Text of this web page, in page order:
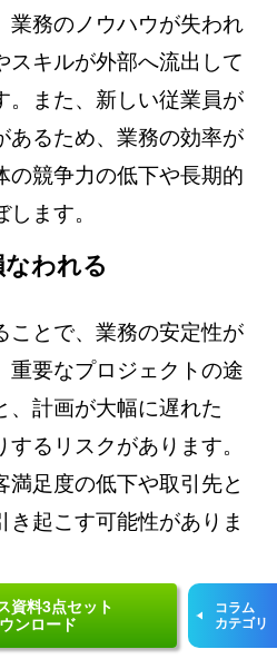
資料3点セット
ンロード
コラム
カテゴリ
業務のノウハウが失われ
スキルが外部へ流出して
。また、新しい従業員が
あるため、業務の効率が
の競争力の低下や長期的
ます。
われる
ことで、業務の安定性が
重要なプロジェクトの途
、計画が大幅に遅れた
るリスクがあります。
満足度の低下や取引先と
き起こす可能性がありま
増加